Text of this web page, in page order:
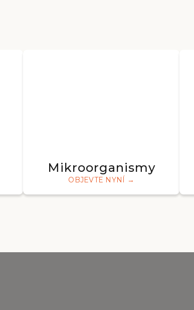
Mikroorganismy
OBJEVTE NYNÍ →